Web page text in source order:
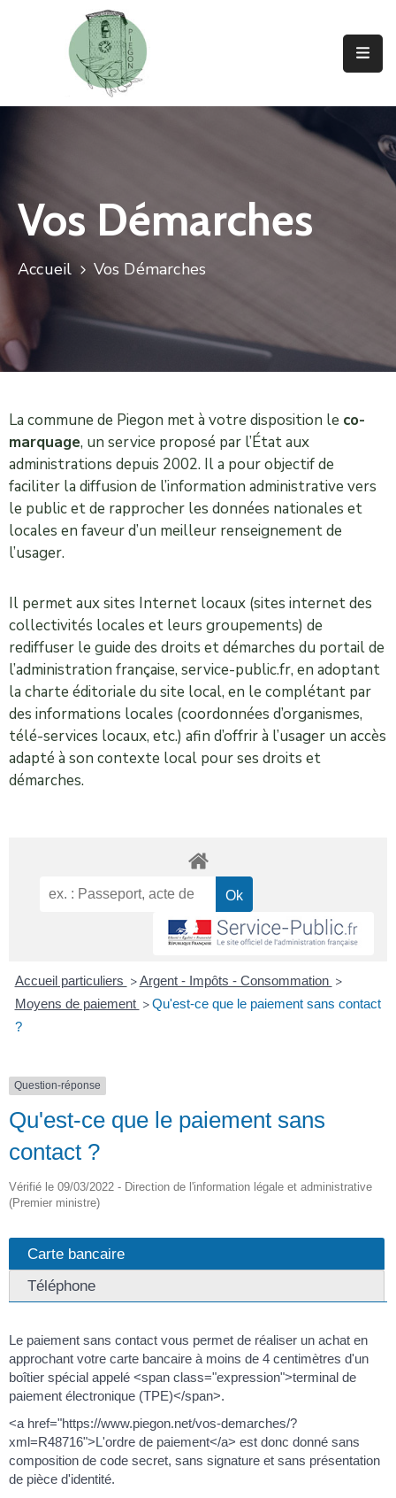
Découvrir
Contact
Vos Démarches
Accueil Vos Démarches
La commune de Piegon met à votre disposition le co-
marquage, un service proposé par l’État aux
administrations depuis 2002. Il a pour objectif de
faciliter la diffusion de l’information administrative vers
le public et de rapprocher les données nationales et
locales en faveur d’un meilleur renseignement de
l’usager.
Il permet aux sites Internet locaux (sites internet des
collectivités locales et leurs groupements) de
rediffuser le guide des droits et démarches du portail de
l’administration française, service-public.fr, en adoptant
la charte éditoriale du site local, en le complétant par
des informations locales (coordonnées d’organismes,
télé-services locaux, etc.) afin d’offrir à l’usager un accès
adapté à son contexte local pour ses droits et
démarches.
Accueil particuliers > Argent - Impôts - Consommation >
Moyens de paiement > Qu'est-ce que le paiement sans contact
?
Question-réponse
Qu'est-ce que le paiement sans
contact ?
Vérifié le 09/03/2022 - Direction de l'information légale et administrative
(Premier ministre)
Carte bancaire
Téléphone
Le paiement sans contact vous permet de réaliser un achat en
approchant votre carte bancaire à moins de 4 centimètres d'un
boîtier spécial appelé <span class="expression">terminal de
paiement électronique (TPE)</span>.
<a href="https://www.piegon.net/vos-demarches/?
xml=R48716">L'ordre de paiement</a> est donc donné sans
composition de code secret, sans signature et sans présentation
de pièce d'identité.